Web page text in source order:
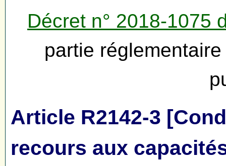
Décret n° 2018-1075
partie
Article R2142-3
recours aux